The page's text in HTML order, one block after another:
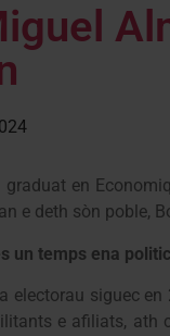
en
e deth sòn
un temps ena
electorau siguec
e afiliats,